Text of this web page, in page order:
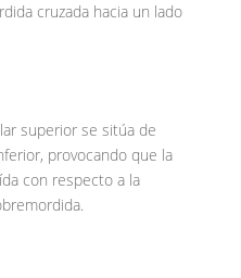
cruzada hacia un lado
superior se sitúa de
provocando que la
con respecto a la